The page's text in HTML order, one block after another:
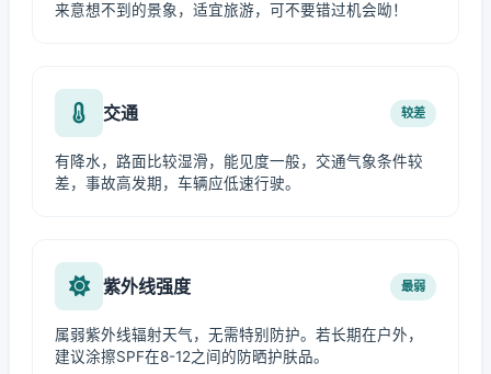
来意想不到的景象，适宜旅游，可不要错过机会呦！
交通 较差
有降水，路面比较湿滑，能见度一般，交通气象条件较
差，事故高发期，车辆应低速行驶。
紫外线强度 最弱
属弱紫外线辐射天气，无需特别防护。若长期在户外，
建议涂擦SPF在8-12之间的防晒护肤品。